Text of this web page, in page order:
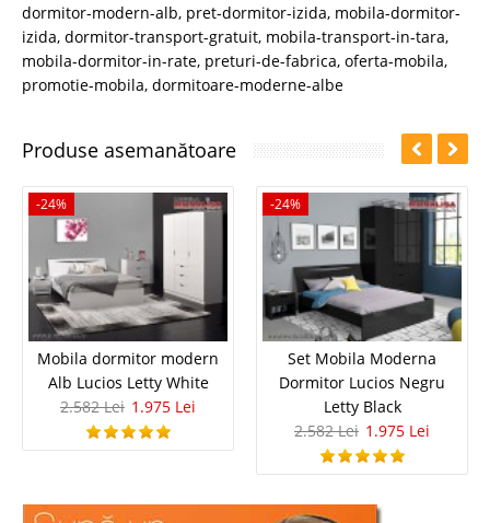
dormitor-modern-alb, pret-dormitor-izida, mobila-dormitor-
izida, dormitor-transport-gratuit, mobila-transport-in-tara,
mobila-dormitor-in-rate, preturi-de-fabrica, oferta-mobila,
promotie-mobila, dormitoare-moderne-albe
Produse asemanătoare
-24%
Mobila dormitor modern
Alb Lucios Letty White
2.582 Lei 1.975 Lei
-24%
Set Mobila Moderna
Dormitor Lucios Negru
Letty Black
2.582 Lei 1.975 Lei